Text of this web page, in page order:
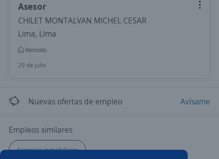
Asesor
CHILET MONTALVAN MICHEL CESAR
Lima, Lima
Remoto
29 de julio
Nuevas ofertas de empleo Avísame
Empleos similares
Asesor/a inmobiliario